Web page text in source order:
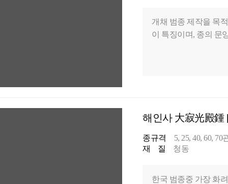
개채 범종 제작을 목
이 특징이며, 종의 문
해인사 大寂光殿鍾
종규격
5, 25, 40, 60, 70
재 질
청동
한국 범종중 가장 화